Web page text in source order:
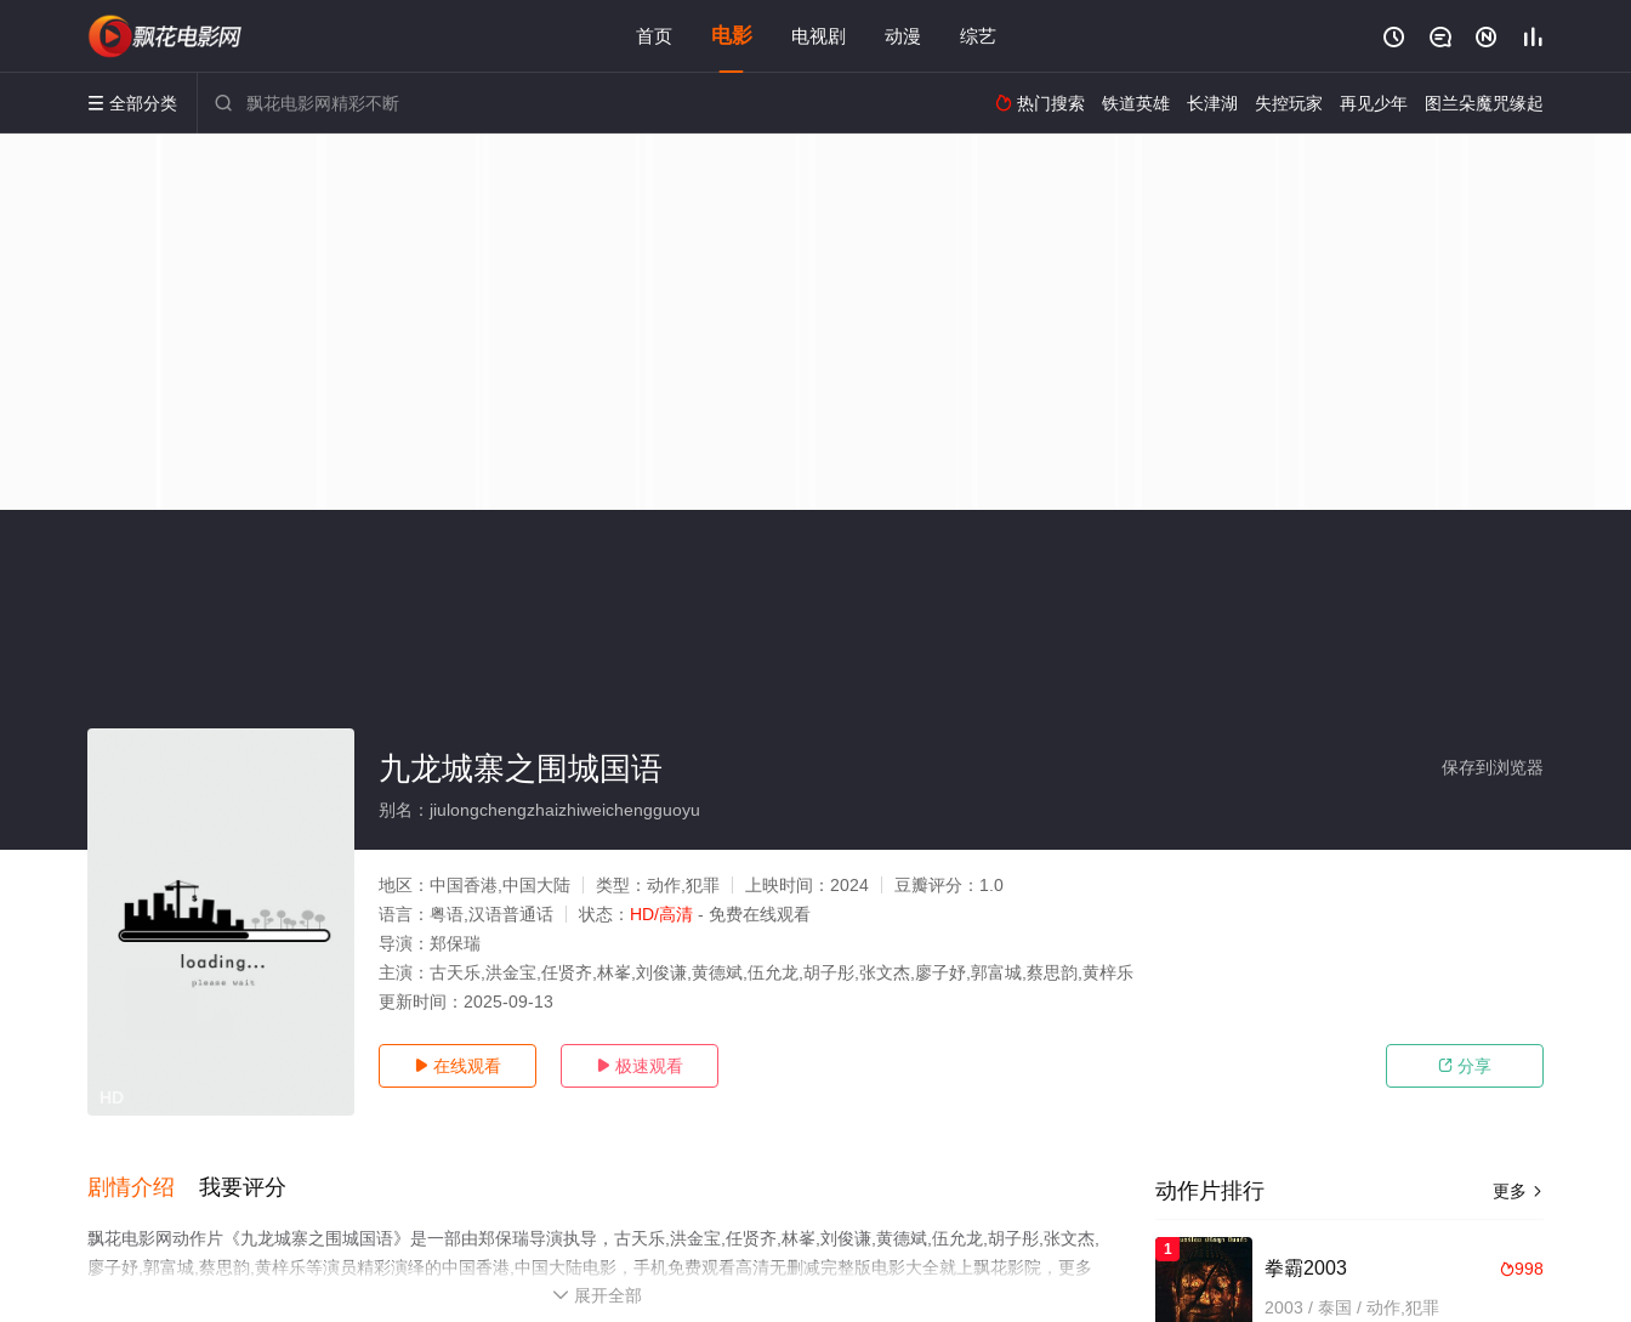
首页 电影 电视剧 动漫 综艺    
 全部分类   热门搜索 铁道英雄 长津湖 失控玩家 再见少年 图兰朵魔咒缘起
保存到浏览器
九龙城寨之围城国语
别名：jiulongchengzhaizhiweichengguoyu
地区： 中国香港,中国大陆 类型： 动作,犯罪 上映时间： 2024 豆瓣评分： 1.0
语言： 粤语,汉语普通话 状态： HD/高清 - 免费在线观看
导演： 郑保瑞
主演： 古天乐,洪金宝,任贤齐,林峯,刘俊谦,黄德斌,伍允龙,胡子彤,张文杰,廖子妤,郭富城,蔡思韵,黄梓乐
更新时间： 2025-09-13
 在线观看  极速观看  分享
剧情介绍 我要评分
飘花电影网动作片《九龙城寨之围城国语》是一部由郑保瑞导演执导，古天乐,洪金宝,任贤齐,林峯,刘俊谦,黄德斌,伍允龙,胡子彤,张文杰,
廖子妤,郭富城,蔡思韵,黄梓乐等演员精彩演绎的中国香港,中国大陆电影，手机免费观看高清无删减完整版电影大全就上飘花影院，更多
 展开全部
更多 
动作片排行
1
998
拳霸2003
2003 / 泰国 / 动作,犯罪